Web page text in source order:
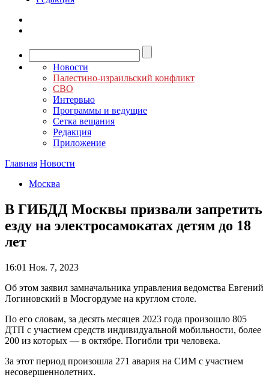
Новости
Палестино-израильский конфликт
СВО
Интервью
Программы и ведущие
Сетка вещания
Редакция
Приложение
Главная Новости
Москва
В ГИБДД Москвы призвали запретить
езду на электросамокатах детям до 18
лет
16:01 Ноя. 7, 2023
Об этом заявил замначальника управления ведомства Евгений
Логиновский в Мосгордуме на круглом столе.
По его словам, за десять месяцев 2023 года произошло 805
ДТП с участием средств индивидуальной мобильности, более
200 из которых — в октябре. Погибли три человека.
За этот период произошла 271 авария на СИМ с участием
несовершеннолетних.